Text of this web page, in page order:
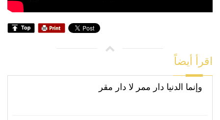
اقرأ أيضاً
وإنما الدنيا دار ممر لا دار مقر